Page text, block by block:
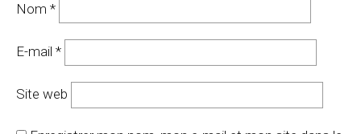
Nom *
E-mail *
Site web